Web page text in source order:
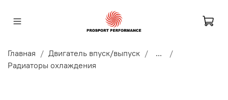
Главная Двигатель впуск/выпуск
...
Радиаторы охлаждения